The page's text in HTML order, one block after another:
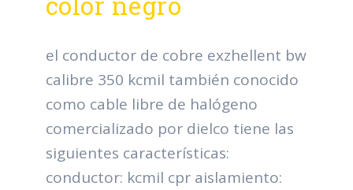
el conductor de cobre exzhellent bw
calibre 350 kcmil también conocido
como cable libre de halógeno
comercializado por dielco tiene las
siguientes características:
conductor: kcmil cpr aislamiento: